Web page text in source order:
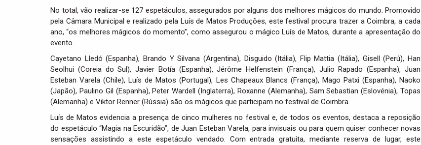
No total, vão realizar-se 127 espetáculos, assegurados por alguns dos melhores mágicos do mundo. Promovido
pela Câmara Municipal e realizado pela Luís de Matos Produções, este festival procura trazer a Coimbra, a cada
ano, “os melhores mágicos do momento”, como assegurou o mágico Luís de Matos, durante a apresentação do
evento.
Cayetano Lledó (Espanha), Brando Y Silvana (Argentina), Disguido (Itália), Flip Mattia (Itália), Gisell (Perú), Han
Seolhui (Coreia do Sul), Javier Botía (Espanha), Jérôme Helfenstein (França), Julio Rapado (Espanha), Juan
Esteban Varela (Chile), Luís de Matos (Portugal), Les Chapeaux Blancs (França), Mago Patxi (Espanha), Naoko
(Japão), Paulino Gil (Espanha), Peter Wardell (Inglaterra), Roxanne (Alemanha), Sam Sebastian (Eslovénia), Topas
(Alemanha) e Viktor Renner (Rússia) são os mágicos que participam no festival de Coimbra.
Luís de Matos evidencia a presença de cinco mulheres no festival e, de todos os eventos, destaca a reposição
do espetáculo “Magia na Escuridão”, de Juan Esteban Varela, para invisuais ou para quem quiser conhecer novas
sensações assistindo a este espetáculo vendado. Com entrada gratuita, mediante reserva de lugar, este